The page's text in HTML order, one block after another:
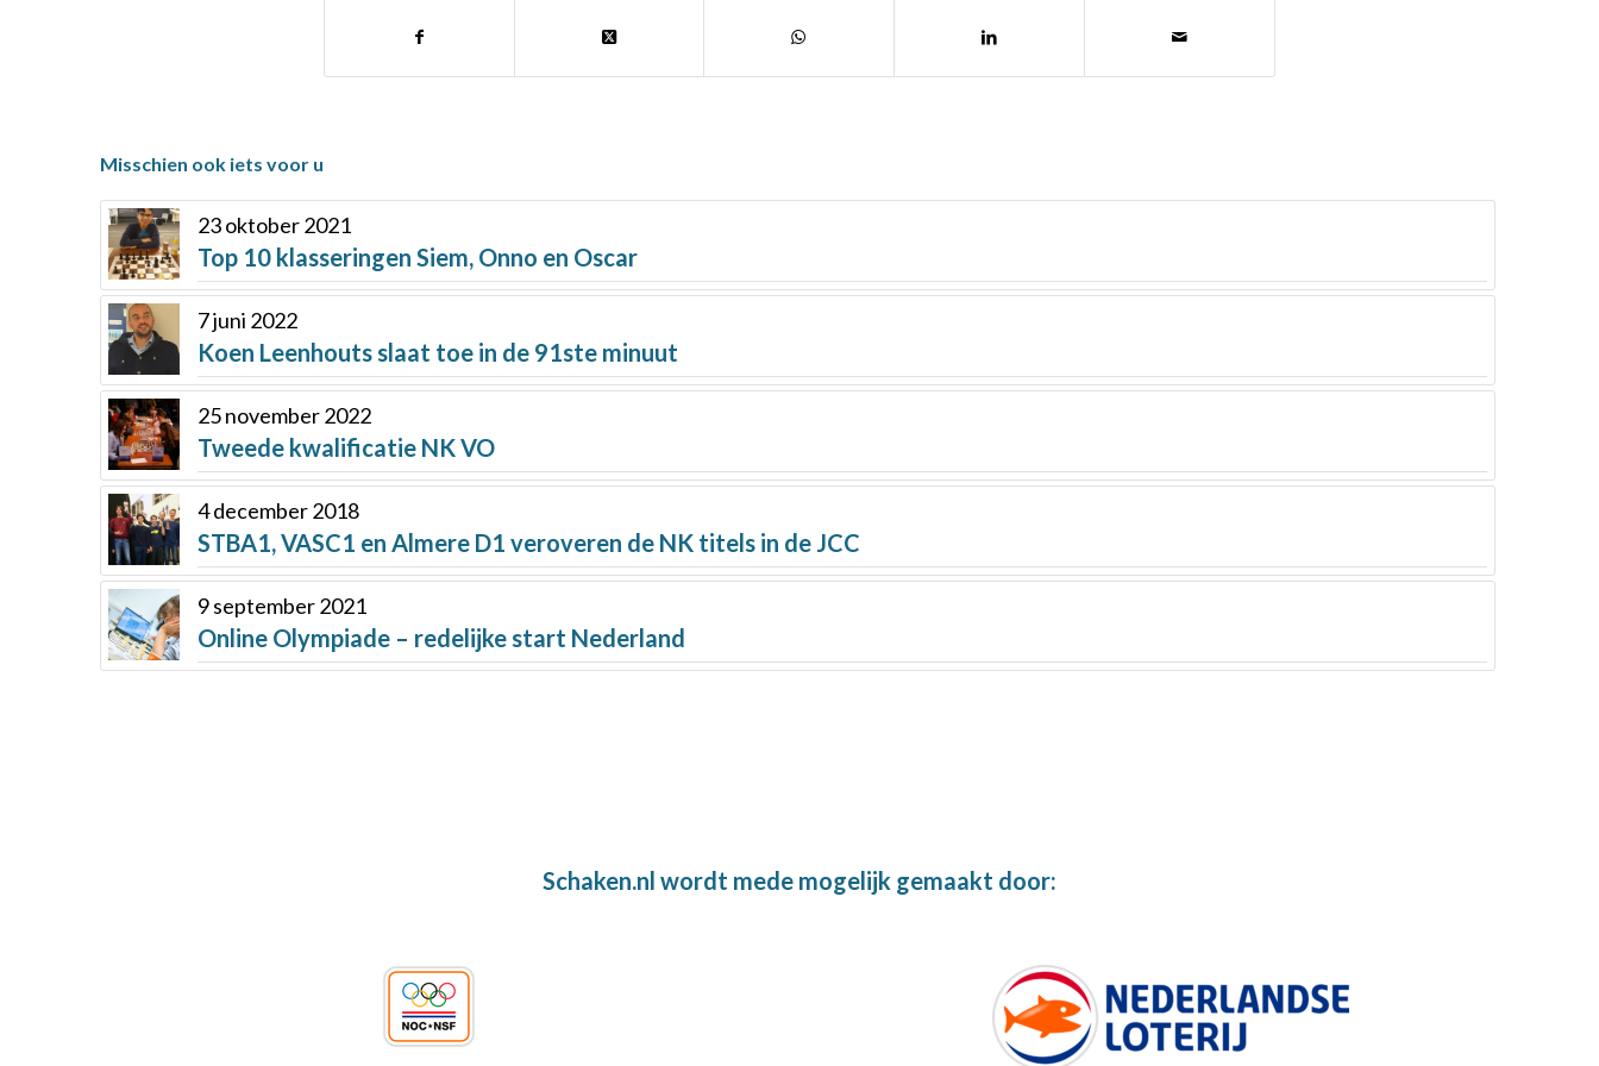
Misschien ook iets voor u
23 oktober 2021
Top 10 klasseringen Siem, Onno en Oscar
7 juni 2022
Koen Leenhouts slaat toe in de 91ste minuut
25 november 2022
Tweede kwalificatie NK VO
4 december 2018
STBA1, VASC1 en Almere D1 veroveren de NK titels in de JCC
9 september 2021
Online Olympiade – redelijke start Nederland
Schaken.nl wordt mede mogelijk gemaakt door: